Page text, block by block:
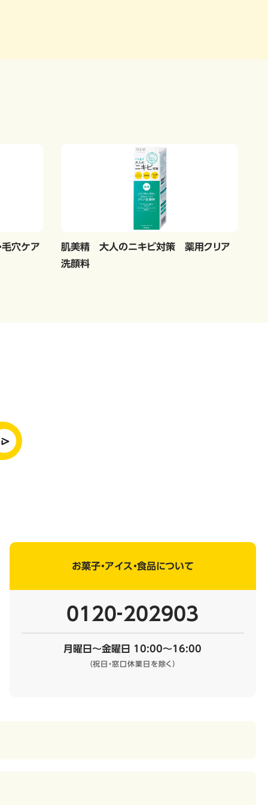
穴ケア
肌美精 大人のニキビ対策 薬用クリア
洗顔料
お菓子・アイス・食品について
0120‐202903
月曜日～金曜日 10:00～16:00
（祝日・窓口休業日を除く）